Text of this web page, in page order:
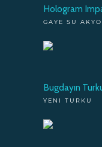
Hologram
GAYE SU
Bugdayın
YENI TURKU